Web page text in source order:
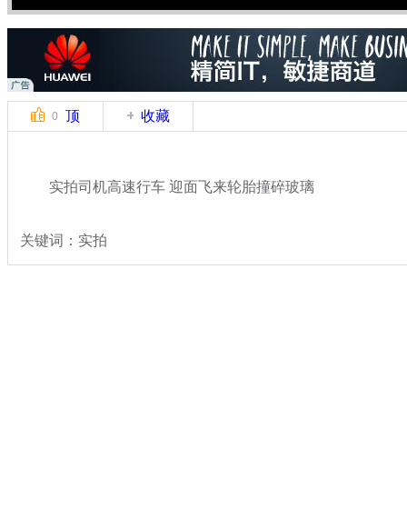
0 顶 收藏
实拍司机高速行车 迎面飞来轮胎撞碎玻璃
关键词：实拍